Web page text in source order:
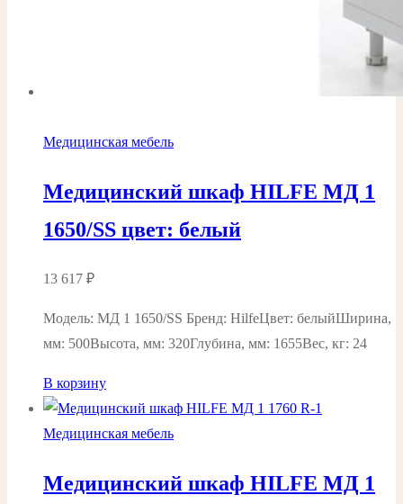
Медицинская мебель
Медицинский шкаф HILFE МД 1
1650/SS цвет: белый
13 617 ₽
Модель: МД 1 1650/SS Бренд: HilfeЦвет: белыйШирина,
мм: 500Высота, мм: 320Глубина, мм: 1655Вес, кг: 24
В корзину
Медицинская мебель
Медицинский шкаф HILFE МД 1